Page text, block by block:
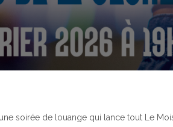
soirée de louange qui lance tout Le